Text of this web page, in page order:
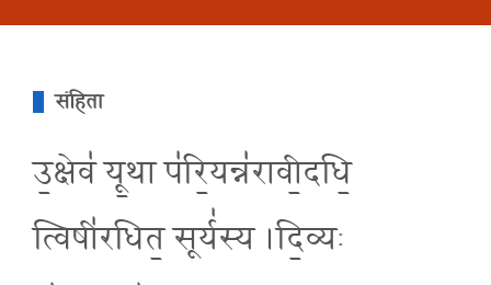
संहिता
उ॒क्षेव॑ यू॒था प॑रि॒यन्न॑रावी॒दधि॒
त्विषी॑रधित॒ सूर्य॑स्य ।दि॒व्यः